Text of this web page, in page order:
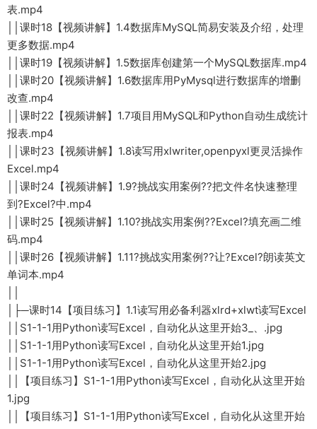
表.mp4
││课时18【视频讲解】1.4数据库MySQL简易安装及介绍，处理
更多数据.mp4
││课时19【视频讲解】1.5数据库创建第一个MySQL数据库.mp4
││课时20【视频讲解】1.6数据库用PyMysql进行数据库的增删
改查.mp4
││课时22【视频讲解】1.7项目用MySQL和Python自动生成统计
报表.mp4
││课时23【视频讲解】1.8读写用xlwriter,openpyxl更灵活操作
Excel.mp4
││课时24【视频讲解】1.9?挑战实用案例??把文件名快速整理
到?Excel?中.mp4
││课时25【视频讲解】1.10?挑战实用案例??Excel?填充画二维
码.mp4
││课时26【视频讲解】1.11?挑战实用案例??让?Excel?朗读英文
单词本.mp4
│├─课时14【项目练习】1.1读写用必备利器xlrd+xlwt读写Excel
││S1-1-1用Python读写Excel，自动化从这里开始3_、.jpg
││S1-1-1用Python读写Excel，自动化从这里开始1.jpg
││S1-1-1用Python读写Excel，自动化从这里开始2.jpg
││【项目练习】S1-1-1用Python读写Excel，自动化从这里开始
1.jpg
││【项目练习】S1-1-1用Python读写Excel，自动化从这里开始